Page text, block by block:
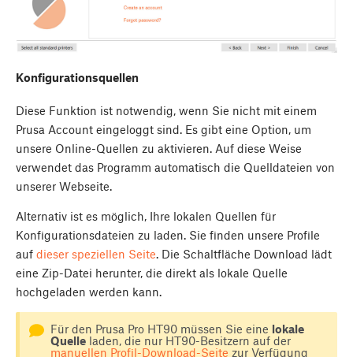
Konfigurationsquellen
Diese Funktion ist notwendig, wenn Sie nicht mit einem
Prusa Account eingeloggt sind. Es gibt eine Option, um
unsere Online-Quellen zu aktivieren. Auf diese Weise
verwendet das Programm automatisch die Quelldateien von
unserer Webseite.
Alternativ ist es möglich, Ihre lokalen Quellen für
Konfigurationsdateien zu laden. Sie finden unsere Profile
auf dieser speziellen Seite. Die Schaltfläche Download lädt
eine Zip-Datei herunter, die direkt als lokale Quelle
hochgeladen werden kann.
Für den Prusa Pro HT90 müssen Sie eine lokale
Quelleladen, die nur HT90-Besitzern auf der
manuellen Profil-Download-Seite zur Verfügung